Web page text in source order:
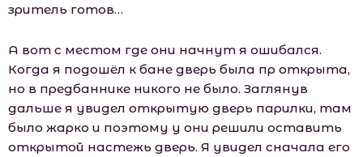
зритель готов…
А вот с местом где они начнут я ошибался.
Когда я подошёл к бане дверь была пр открыта,
но в предбаннике никого не было. Заглянув
дальше я увидел открытую дверь парилки, там
было жарко и поэтому у они решили оставить
открытой настежь дверь. Я увидел сначала его